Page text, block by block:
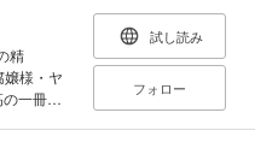
精
嬢様・ヤ
一冊を
試し読み
フォロー